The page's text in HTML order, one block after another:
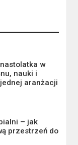
w
nauki i
aranżacji
– jak
przestrzeń do